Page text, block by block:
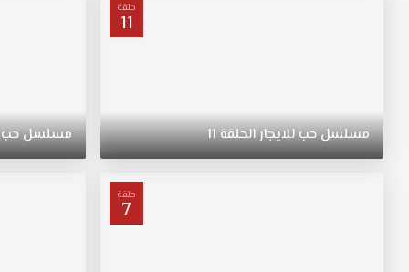
حلقة
11
مسلسلحبللايجارالحلقة11 مسلسلحب
حلقة
7